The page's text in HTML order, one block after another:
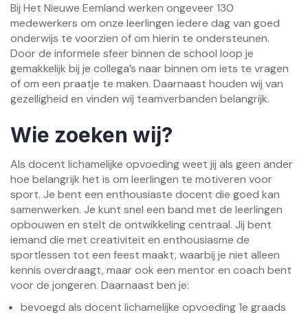
Bij Het Nieuwe Eemland werken ongeveer 130
medewerkers om onze leerlingen iedere dag van goed
onderwijs te voorzien of om hierin te ondersteunen.
Door de informele sfeer binnen de school loop je
gemakkelijk bij je collega’s naar binnen om iets te vragen
of om een praatje te maken. Daarnaast houden wij van
gezelligheid en vinden wij teamverbanden belangrijk.
Wie zoeken wij?
Als docent lichamelijke opvoeding weet jij als geen ander
hoe belangrijk het is om leerlingen te motiveren voor
sport. Je bent een enthousiaste docent die goed kan
samenwerken. Je kunt snel een band met de leerlingen
opbouwen en stelt de ontwikkeling centraal. Jij bent
iemand die met creativiteit en enthousiasme de
sportlessen tot een feest maakt, waarbij je niet alleen
kennis overdraagt, maar ook een mentor en coach bent
voor de jongeren. Daarnaast ben je:
bevoegd als docent lichamelijke opvoeding 1e graads